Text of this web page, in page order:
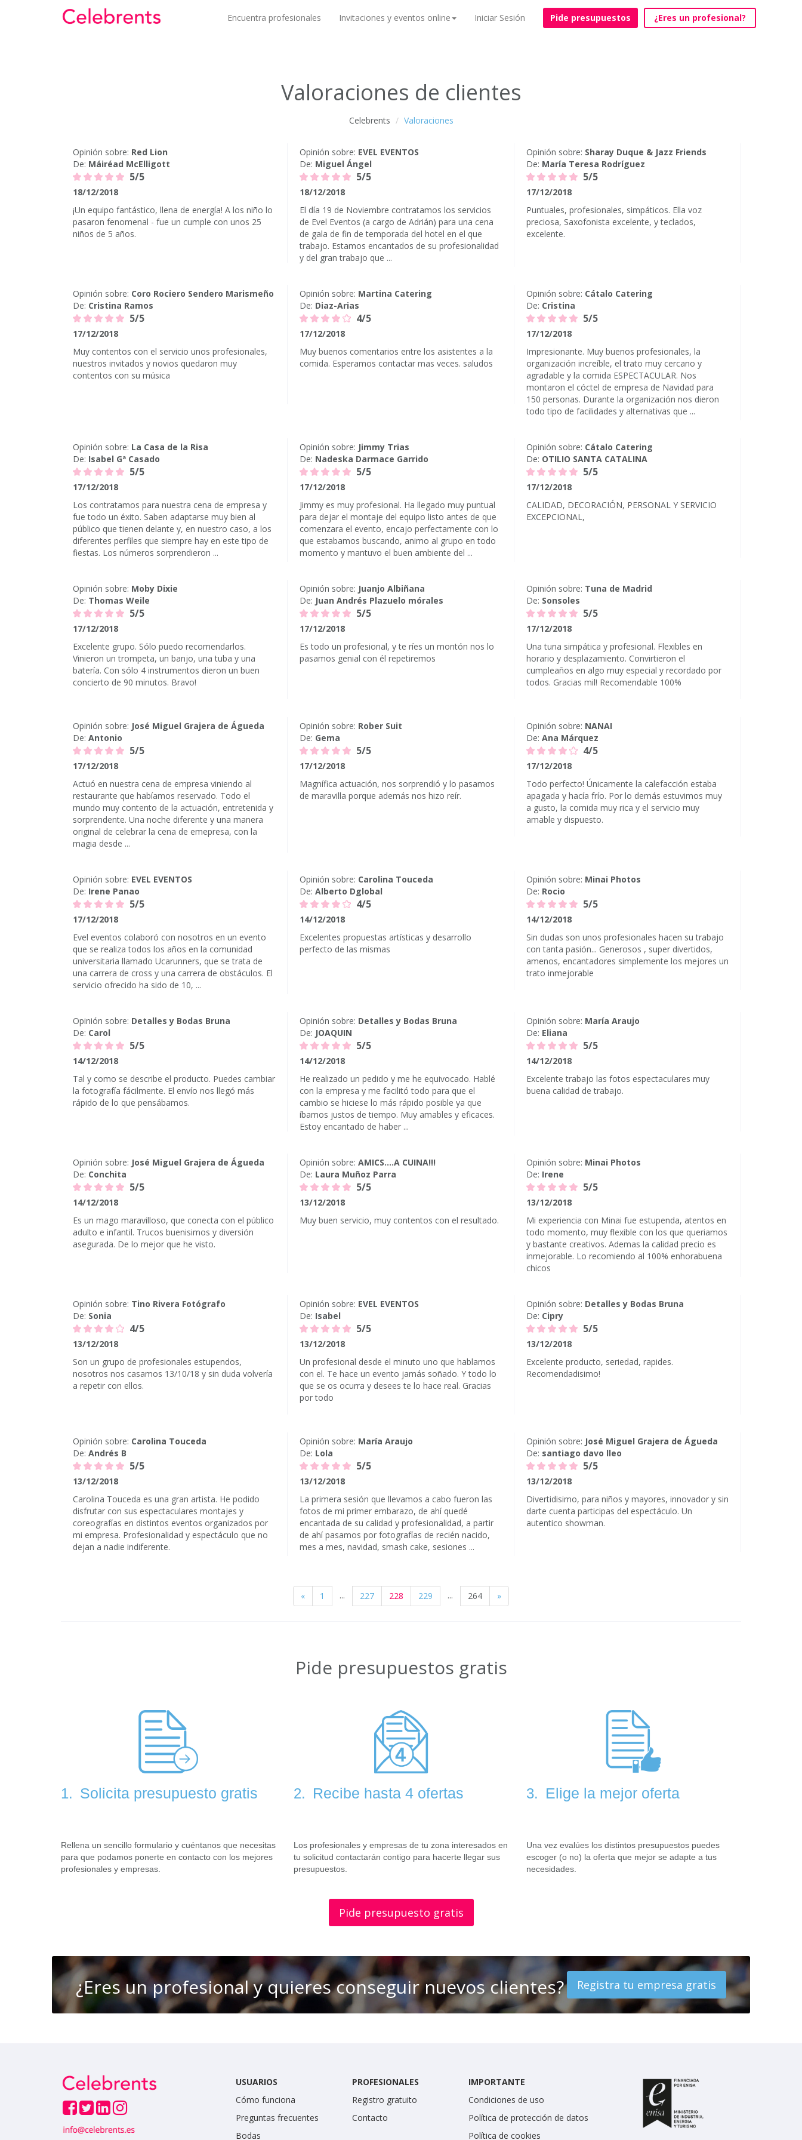
Encuentra profesionales Invitaciones y eventos online Iniciar Sesión Pide presupuestos ¿Eres un profesional?
Valoraciones de clientes
Celebrents Valoraciones
Opinión sobre: Red Lion
De: Máiréad McElligott
5/5
18/12/2018
¡Un equipo fantástico, llena de energía! A los niño lo
pasaron fenomenal - fue un cumple con unos 25
niños de 5 años.
Opinión sobre: EVEL EVENTOS
De: Miguel Ángel
5/5
18/12/2018
El día 19 de Noviembre contratamos los servicios
de Evel Eventos (a cargo de Adrián) para una cena
de gala de fin de temporada del hotel en el que
trabajo. Estamos encantados de su profesionalidad
y del gran trabajo que ...
Opinión sobre: Sharay Duque & Jazz Friends
De: María Teresa Rodríguez
5/5
17/12/2018
Puntuales, profesionales, simpáticos. Ella voz
preciosa, Saxofonista excelente, y teclados,
excelente.
Opinión sobre: Coro Rociero Sendero Marismeño
De: Cristina Ramos
5/5
17/12/2018
Muy contentos con el servicio unos profesionales,
nuestros invitados y novios quedaron muy
contentos con su música
Opinión sobre: Martina Catering
De: Diaz-Arias
4/5
17/12/2018
Muy buenos comentarios entre los asistentes a la
comida. Esperamos contactar mas veces. saludos
Opinión sobre: Cátalo Catering
De: Cristina
5/5
17/12/2018
Impresionante. Muy buenos profesionales, la
organización increíble, el trato muy cercano y
agradable y la comida ESPECTACULAR. Nos
montaron el cóctel de empresa de Navidad para
150 personas. Durante la organización nos dieron
todo tipo de facilidades y alternativas que ...
Opinión sobre: La Casa de la Risa
De: Isabel Gª Casado
5/5
17/12/2018
Los contratamos para nuestra cena de empresa y
fue todo un éxito. Saben adaptarse muy bien al
público que tienen delante y, en nuestro caso, a los
diferentes perfiles que siempre hay en este tipo de
fiestas. Los números sorprendieron ...
Opinión sobre: Jimmy Trias
De: Nadeska Darmace Garrido
5/5
17/12/2018
Jimmy es muy profesional. Ha llegado muy puntual
para dejar el montaje del equipo listo antes de que
comenzara el evento, encajo perfectamente con lo
que estabamos buscando, animo al grupo en todo
momento y mantuvo el buen ambiente del ...
Opinión sobre: Cátalo Catering
De: OTILIO SANTA CATALINA
5/5
17/12/2018
CALIDAD, DECORACIÓN, PERSONAL Y SERVICIO
EXCEPCIONAL,
Opinión sobre: Moby Dixie
De: Thomas Weile
5/5
17/12/2018
Excelente grupo. Sólo puedo recomendarlos.
Vinieron un trompeta, un banjo, una tuba y una
batería. Con sólo 4 instrumentos dieron un buen
concierto de 90 minutos. Bravo!
Opinión sobre: Juanjo Albiñana
De: Juan Andrés Plazuelo mórales
5/5
17/12/2018
Es todo un profesional, y te ríes un montón nos lo
pasamos genial con él repetiremos
Opinión sobre: Tuna de Madrid
De: Sonsoles
5/5
17/12/2018
Una tuna simpática y profesional. Flexibles en
horario y desplazamiento. Convirtieron el
cumpleaños en algo muy especial y recordado por
todos. Gracias mil! Recomendable 100%
Opinión sobre: José Miguel Grajera de Águeda
De: Antonio
5/5
17/12/2018
Actuó en nuestra cena de empresa viniendo al
restaurante que habíamos reservado. Todo el
mundo muy contento de la actuación, entretenida y
sorprendente. Una noche diferente y una manera
original de celebrar la cena de emepresa, con la
magia desde ...
Opinión sobre: Rober Suit
De: Gema
5/5
17/12/2018
Magnífica actuación, nos sorprendió y lo pasamos
de maravilla porque además nos hizo reír.
Opinión sobre: NANAI
De: Ana Márquez
4/5
17/12/2018
Todo perfecto! Únicamente la calefacción estaba
apagada y hacía frío. Por lo demás estuvimos muy
a gusto, la comida muy rica y el servicio muy
amable y dispuesto.
Opinión sobre: EVEL EVENTOS
De: Irene Panao
5/5
17/12/2018
Evel eventos colaboró con nosotros en un evento
que se realiza todos los años en la comunidad
universitaria llamado Ucarunners, que se trata de
una carrera de cross y una carrera de obstáculos. El
servicio ofrecido ha sido de 10, ...
Opinión sobre: Carolina Touceda
De: Alberto Dglobal
4/5
14/12/2018
Excelentes propuestas artísticas y desarrollo
perfecto de las mismas
Opinión sobre: Minai Photos
De: Rocio
5/5
14/12/2018
Sin dudas son unos profesionales hacen su trabajo
con tanta pasión... Generosos , super divertidos,
amenos, encantadores simplemente los mejores un
trato inmejorable
Opinión sobre: Detalles y Bodas Bruna
De: Carol
5/5
14/12/2018
Tal y como se describe el producto. Puedes cambiar
la fotografía fácilmente. El envío nos llegó más
rápido de lo que pensábamos.
Opinión sobre: Detalles y Bodas Bruna
De: JOAQUIN
5/5
14/12/2018
He realizado un pedido y me he equivocado. Hablé
con la empresa y me facilitó todo para que el
cambio se hiciese lo más rápido posible ya que
íbamos justos de tiempo. Muy amables y eficaces.
Estoy encantado de haber ...
Opinión sobre: María Araujo
De: Eliana
5/5
14/12/2018
Excelente trabajo las fotos espectaculares muy
buena calidad de trabajo.
Opinión sobre: José Miguel Grajera de Águeda
De: Conchita
5/5
14/12/2018
Es un mago maravilloso, que conecta con el público
adulto e infantil. Trucos buenisimos y diversión
asegurada. De lo mejor que he visto.
Opinión sobre: AMICS....A CUINA!!!
De: Laura Muñoz Parra
5/5
13/12/2018
Muy buen servicio, muy contentos con el resultado.
Opinión sobre: Minai Photos
De: Irene
5/5
13/12/2018
Mi experiencia con Minai fue estupenda, atentos en
todo momento, muy flexible con los que queriamos
y bastante creativos. Ademas la calidad precio es
inmejorable. Lo recomiendo al 100% enhorabuena
chicos
Opinión sobre: Tino Rivera Fotógrafo
De: Sonia
4/5
13/12/2018
Son un grupo de profesionales estupendos,
nosotros nos casamos 13/10/18 y sin duda volvería
a repetir con ellos.
Opinión sobre: EVEL EVENTOS
De: Isabel
5/5
13/12/2018
Un profesional desde el minuto uno que hablamos
con el. Te hace un evento jamás soñado. Y todo lo
que se os ocurra y desees te lo hace real. Gracias
por todo
Opinión sobre: Detalles y Bodas Bruna
De: Cipry
5/5
13/12/2018
Excelente producto, seriedad, rapides.
Recomendadisimo!
Opinión sobre: Carolina Touceda
De: Andrés B
5/5
13/12/2018
Carolina Touceda es una gran artista. He podido
disfrutar con sus espectaculares montajes y
coreografías en distintos eventos organizados por
mi empresa. Profesionalidad y espectáculo que no
dejan a nadie indiferente.
Opinión sobre: María Araujo
De: Lola
5/5
13/12/2018
La primera sesión que llevamos a cabo fueron las
fotos de mi primer embarazo, de ahí quedé
encantada de su calidad y profesionalidad, a partir
de ahí pasamos por fotografías de recién nacido,
mes a mes, navidad, smash cake, sesiones ...
Opinión sobre: José Miguel Grajera de Águeda
De: santiago davo lleo
5/5
13/12/2018
Divertidisimo, para niños y mayores, innovador y sin
darte cuenta participas del espectáculo. Un
autentico showman.
« 1 ... 227 228 229 ... 264 »
Pide presupuestos gratis
1. Solicita presupuesto gratis
Rellena un sencillo formulario y cuéntanos que necesitas
para que podamos ponerte en contacto con los mejores
profesionales y empresas.
2. Recibe hasta 4 ofertas
Los profesionales y empresas de tu zona interesados en
tu solicitud contactarán contigo para hacerte llegar sus
presupuestos.
3. Elige la mejor oferta
Una vez evalúes los distintos presupuestos puedes
escoger (o no) la oferta que mejor se adapte a tus
necesidades.
Pide presupuesto gratis
¿Eres un profesional y quieres conseguir nuevos clientes? Registra tu empresa gratis
USUARIOS
Cómo funciona
Preguntas frecuentes
Bodas
PROFESIONALES
Registro gratuito
Contacto
IMPORTANTE
Condiciones de uso
Política de protección de datos
Política de cookies